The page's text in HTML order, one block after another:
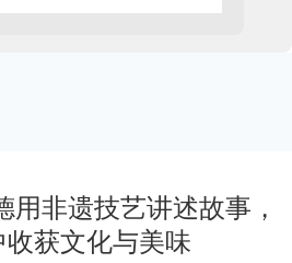
非遗技艺讲述故事，
获文化与美味